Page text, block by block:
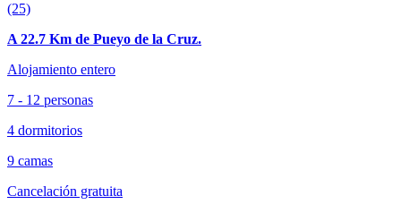
(25)
A 22.7 Km de Pueyo de la Cruz.
Alojamiento entero
7 - 12 personas
4 dormitorios
9 camas
Cancelación gratuita